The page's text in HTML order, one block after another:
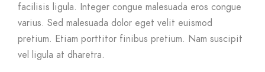
facilisis ligula. Integer congue malesuada eros congue
varius. Sed malesuada dolor eget velit euismod
pretium. Etiam porttitor finibus pretium. Nam suscipit
vel ligula at dharetra.